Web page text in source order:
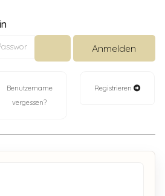
Passwort anzeigen
Anmelden
Benutzername
vergessen?
Registrieren